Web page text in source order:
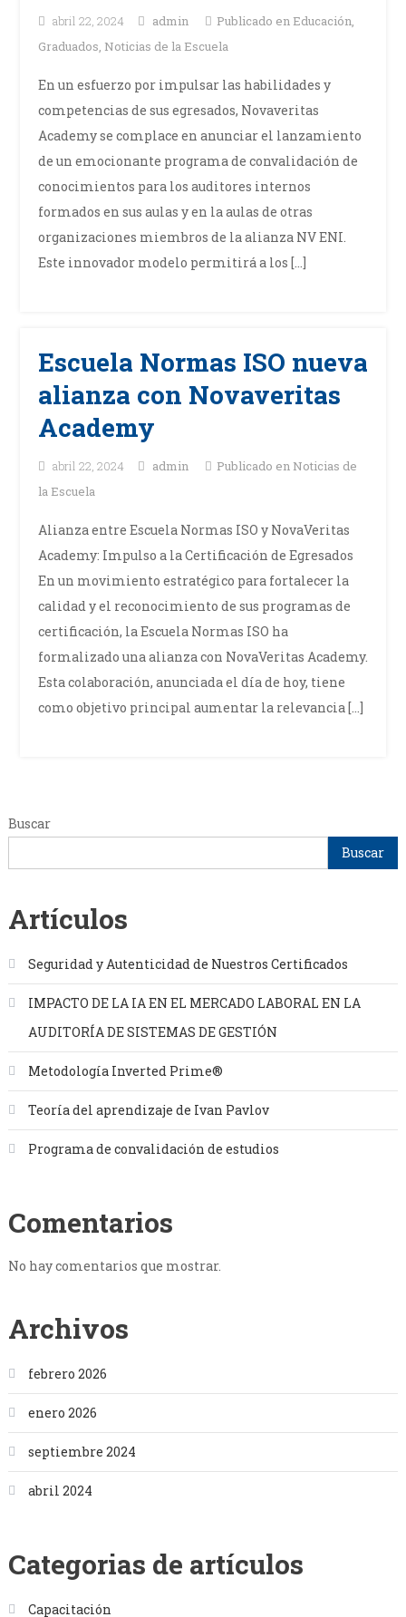
abril 22, 2024 admin Publicado en Educación,
Graduados, Noticias de la Escuela
En un esfuerzo por impulsar las habilidades y
competencias de sus egresados, Novaveritas
Academy se complace en anunciar el lanzamiento
de un emocionante programa de convalidación de
conocimientos para los auditores internos
formados en sus aulas y en la aulas de otras
organizaciones miembros de la alianza NV ENI.
Este innovador modelo permitirá a los […]
Escuela Normas ISO nueva
alianza con Novaveritas
Academy
abril 22, 2024 admin Publicado en Noticias de
la Escuela
Alianza entre Escuela Normas ISO y NovaVeritas
Academy: Impulso a la Certificación de Egresados
En un movimiento estratégico para fortalecer la
calidad y el reconocimiento de sus programas de
certificación, la Escuela Normas ISO ha
formalizado una alianza con NovaVeritas Academy.
Esta colaboración, anunciada el día de hoy, tiene
como objetivo principal aumentar la relevancia […]
Buscar
Buscar
Artículos
Seguridad y Autenticidad de Nuestros Certificados
IMPACTO DE LA IA EN EL MERCADO LABORAL EN LA
AUDITORÍA DE SISTEMAS DE GESTIÓN
Metodología Inverted Prime®
Teoría del aprendizaje de Ivan Pavlov
Programa de convalidación de estudios
Comentarios
No hay comentarios que mostrar.
Archivos
febrero 2026
enero 2026
septiembre 2024
abril 2024
Categorias de artículos
Capacitación